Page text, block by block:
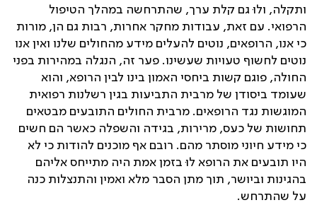
ותקלה, ולוּ גם קלת ערך, שהתרחשה במהלך הטיפול
הרפואי. עם זאת, עבודות מחקר אחרות, רבות גם הן, מורות
כי אנו, הרופאים, נוטים להעלים מידע מהחולים שלנו ואין אנו
נוטים לחשוף טעויות שעשינו. פער זה, הנגלה במהירות בפני
החולה, פוגם קשות ביחסי האמון בינו לבין הרופא, והוא
שעומד ביסודן של מרבית התביעות בגין רשלנות רפואית
המוגשות נגד הרופאים. מרבית החולים התובעים מבטאים
תחושות של כעס, מרירות, בגידה והשפלה כאשר הם חשים
כי מידע חיוני מוסתר מהם. רובם אף מוכנים להודות כי לא
היו תובעים את הרופא לוּ בזמן אמת היה מתייחס אליהם
בהגינות וביושר, תוך מתן הסבר מלא ואמין והתנצלות כנה
על שהתרחש.